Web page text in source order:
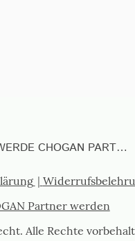
WERDE CHOGAN PARTNER
|
Partner werden
Alle Rechte